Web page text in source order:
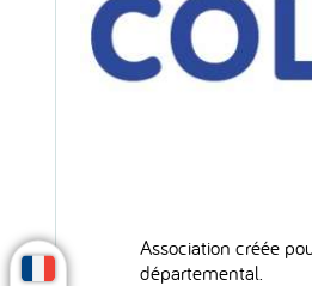
Association créée
départemental.